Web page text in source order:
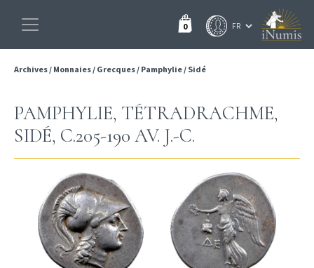
0
Archives/ Monnaies/ Grecques/ Pamphylie/ Sidé
PAMPHYLIE, TÉTRADRACHME,
SIDÉ, C.205-190 AV. J.-C.